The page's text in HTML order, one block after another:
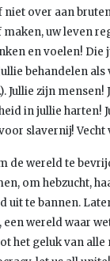
niet over aan
uw leven
en voelen! Die
behandelen
Jullie zijn mensen!
in jullie harten!
slavernij! Vecht
de wereld te
om hebzucht,
uit te bannen.
een wereld waar
het geluk van alle